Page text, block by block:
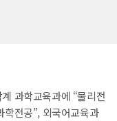
과학교육과에 “물리전
전공”, 외국어교육과